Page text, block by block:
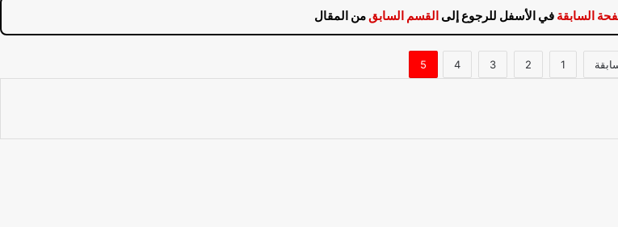
السابقة في الأسفل للرجوع إلىالقسم السابق من المقال
1
2
3
4
5